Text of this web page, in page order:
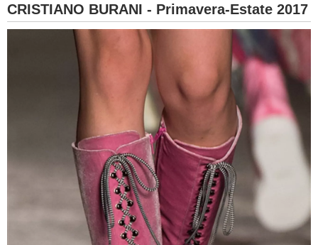
CRISTIANO BURANI - Primavera-Estate 2017